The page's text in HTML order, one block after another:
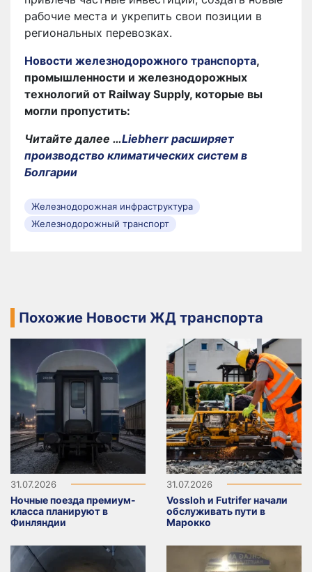
рабочие места и укрепить свои позиции в
региональных перевозках.
Новости железнодорожного транспорта,
промышленности и железнодорожных
технологий от Railway Supply, которые вы
могли пропустить:
Читайте далее …Liebherr расширяет
производство климатических систем в
Болгарии
Железнодорожная инфраструктура
Железнодорожный транспорт
Похожие Новости ЖД транспорта
31.07.2026
Ночные поезда премиум-
класса планируют в
Финляндии
31.07.2026
Vossloh и Futrifer начали
обслуживать пути в
Марокко